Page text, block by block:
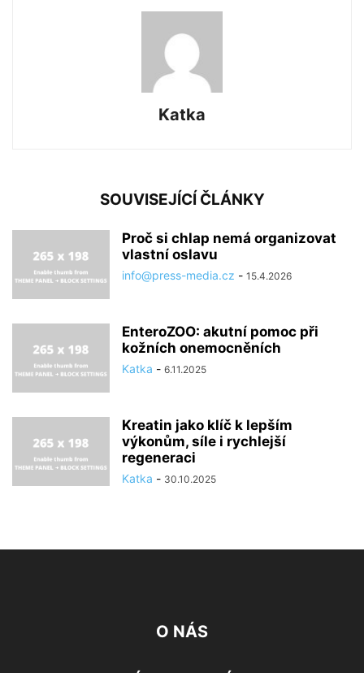
Katka
SOUVISEJÍCÍ ČLÁNKY
Proč si chlap nemá organizovat
vlastní oslavu
info@press-media.cz - 15.4.2026
EnteroZOO: akutní pomoc při
kožních onemocněních
Katka - 6.11.2025
Kreatin jako klíč k lepším
výkonům, síle i rychlejší
regeneraci
Katka - 30.10.2025
O NÁS